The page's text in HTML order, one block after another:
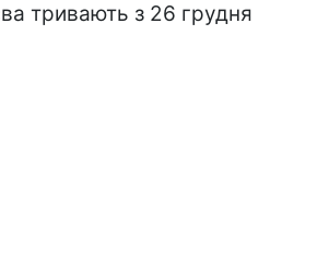
тривають з 26 грудня